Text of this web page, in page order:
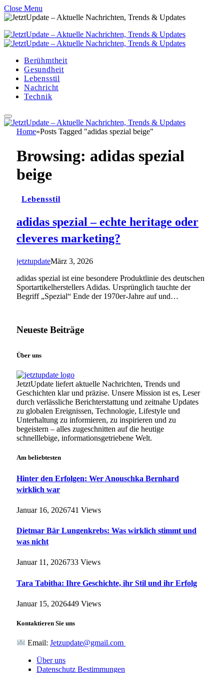
Close Menu
Berühmtheit
Gesundheit
Lebensstil
Nachricht
Technik
Home»Posts Tagged "adidas spezial beige"
Browsing: adidas spezial
beige
Lebensstil
adidas spezial – echte heritage oder
cleveres marketing?
jetztupdateMärz 3, 2026
adidas spezial ist eine besondere Produktlinie des deutschen
Sportartikelherstellers Adidas. Ursprünglich tauchte der
Begriff „Spezial“ Ende der 1970er-Jahre auf und…
Neueste Beiträge
Über uns
JetztUpdate liefert aktuelle Nachrichten, Trends und
Geschichten klar und präzise. Unsere Mission ist es, Leser
durch verlässliche Berichterstattung und zeitnahe Updates
zu globalen Ereignissen, Technologie, Lifestyle und
Unterhaltung zu informieren, zu inspirieren und zu
begeistern – alles zugeschnitten auf die heutige
schnelllebige, informationsgetriebene Welt.
Am beliebtesten
Hinter den Erfolgen: Wer Anouschka Bernhard
wirklich war
Januar 16, 2026741 Views
Dietmar Bär Lungenkrebs: Was wirklich stimmt und
was nicht
Januar 11, 2026733 Views
Tara Tabitha: Ihre Geschichte, ihr Stil und ihr Erfolg
Januar 15, 2026449 Views
Kontaktieren Sie uns
Email:Jetzupdate@gmail.com
Über uns
Datenschutz Bestimmungen